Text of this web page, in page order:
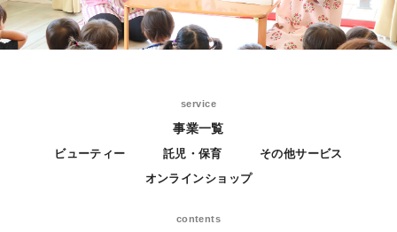
service
事業一覧
ビューティー 託児・保育
その他サービス
オンラインショップ
contents